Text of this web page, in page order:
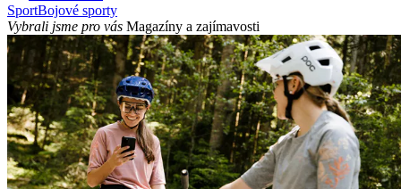
SportBojové sporty
Vybrali jsme pro vás Magazíny a zajímavosti